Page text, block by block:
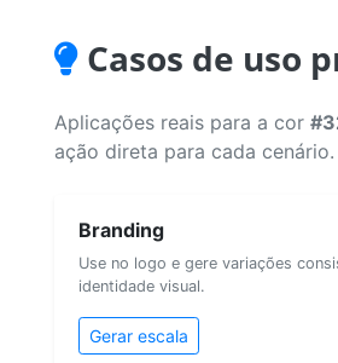
Casos de uso
Aplicações reais para a cor
ação direta para cada cenário.
Branding
Use no logo e gere variações
identidade visual.
Gerar escala